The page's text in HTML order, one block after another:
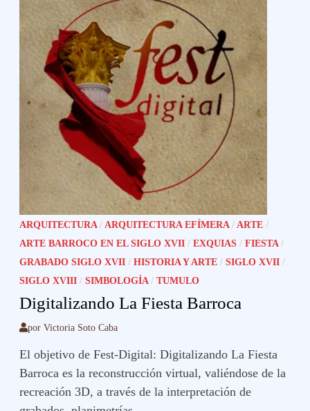
ARQUITECTURA / ARQUITECTURA EFÍMERA / ARTE /
ARTE BARROCO EN EL SIGLO XVII /EXQUIAS /FIESTA /
GRABADO SIGLO XVII /HISTORIA Y ARTE /SIGLO XVII /
SIGLO XVIII /SIMBOLOGÍA /TUMULO
Digitalizando La Fiesta Barroca
porVictoria Soto Caba
El objetivo de Fest-Digital: Digitalizando La Fiesta
Barroca es la reconstrucción virtual, valiéndose de la
recreación 3D, a través de la interpretación de